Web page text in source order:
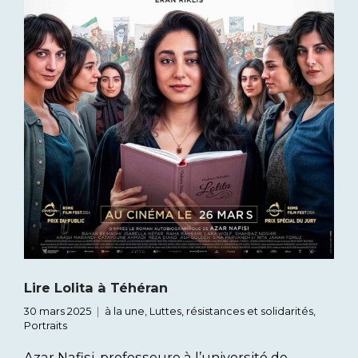
Lire Lolita à Téhéran
30 mars 2025 à la une, Luttes, résistances et solidarités,
Portraits